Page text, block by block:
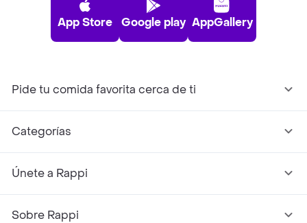
App Store Google play AppGallery
Pide tu comida favorita cerca de ti
Categorías
Únete a Rappi
Sobre Rappi